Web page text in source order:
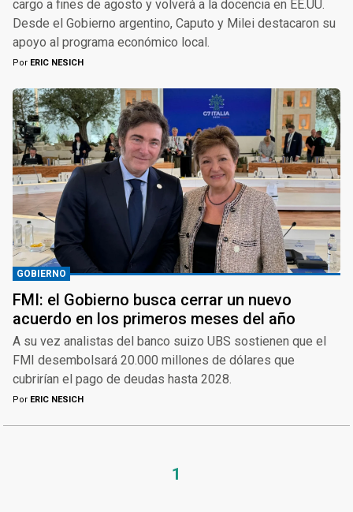
cargo a fines de agosto y volverá a la docencia en EE.UU.
Desde el Gobierno argentino, Caputo y Milei destacaron su
apoyo al programa económico local.
Por ERIC NESICH
GOBIERNO
FMI: el Gobierno busca cerrar un nuevo
acuerdo en los primeros meses del año
A su vez analistas del banco suizo UBS sostienen que el
FMI desembolsará 20.000 millones de dólares que
cubrirían el pago de deudas hasta 2028.
Por ERIC NESICH
1